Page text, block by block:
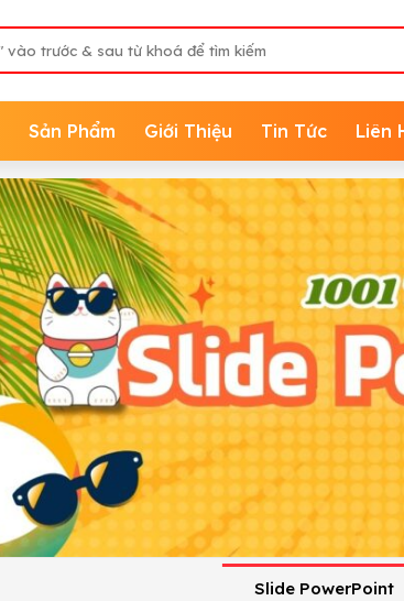
Sản Phẩm Giới Thiệu Tin Tức Liên
Slide PowerPoint